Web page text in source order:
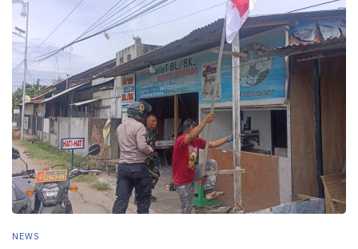
NEWS